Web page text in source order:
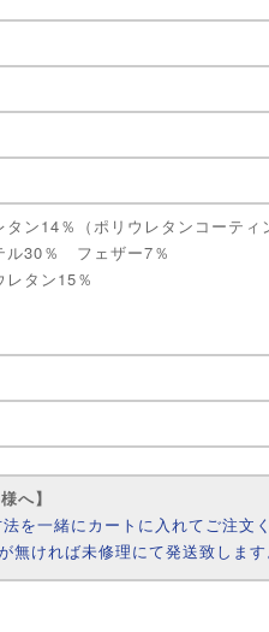
ン14％（ポリウレタンコーティ
ル30％ フェザー7％
タン15％
へ】
を一緒にカートに入れてご注文く
ければ未修理にて発送致します